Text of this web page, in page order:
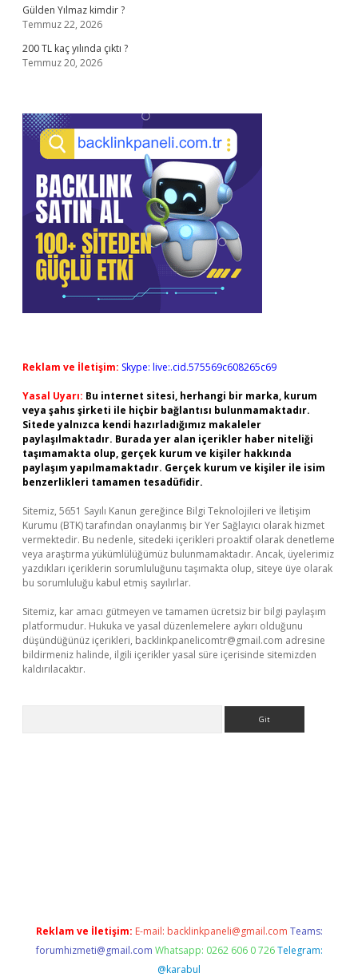
Gülden Yılmaz kimdir ?
Temmuz 22, 2026
200 TL kaç yılında çıktı ?
Temmuz 20, 2026
Reklam ve İletişim: Skype: live:.cid.575569c608265c69
Yasal Uyarı: Bu internet sitesi, herhangi bir marka, kurum
veya şahıs şirketi ile hiçbir bağlantısı bulunmamaktadır.
Sitede yalnızca kendi hazırladığımız makaleler
paylaşılmaktadır. Burada yer alan içerikler haber niteliği
taşımamakta olup, gerçek kurum ve kişiler hakkında
paylaşım yapılmamaktadır. Gerçek kurum ve kişiler ile isim
benzerlikleri tamamen tesadüfidir.
Sitemiz, 5651 Sayılı Kanun gereğince Bilgi Teknolojileri ve İletişim
Kurumu (BTK) tarafından onaylanmış bir Yer Sağlayıcı olarak hizmet
vermektedir. Bu nedenle, sitedeki içerikleri proaktif olarak denetleme
veya araştırma yükümlülüğümüz bulunmamaktadır. Ancak, üyelerimiz
yazdıkları içeriklerin sorumluluğunu taşımakta olup, siteye üye olarak
bu sorumluluğu kabul etmiş sayılırlar.
Sitemiz, kar amacı gütmeyen ve tamamen ücretsiz bir bilgi paylaşım
platformudur. Hukuka ve yasal düzenlemelere aykırı olduğunu
düşündüğünüz içerikleri, backlinkpanelicomtr@gmail.com adresine
bildirmeniz halinde, ilgili içerikler yasal süre içerisinde sitemizden
kaldırılacaktır.
Reklam ve İletişim: E-mail: backlinkpaneli@gmail.com Teams:
forumhizmeti@gmail.com Whatsapp: 0262 606 0 726 Telegram:
@karabul